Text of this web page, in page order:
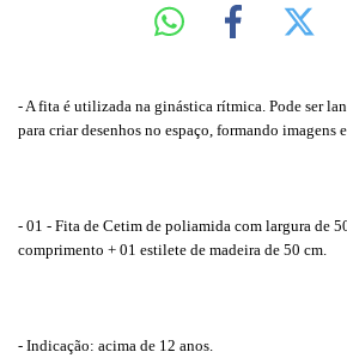
- A fita é utilizada na ginástica rítmica. Pode ser
para criar desenhos no espaço, formando imagens
- 01 - Fita de Cetim de poliamida com largura de
comprimento + 01 estilete de madeira de 50 cm.
- Indicação: acima de 12 anos.